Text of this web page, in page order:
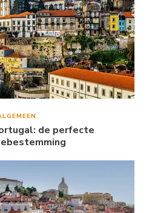
de perfecte